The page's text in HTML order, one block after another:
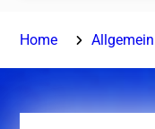
Home Allgemein